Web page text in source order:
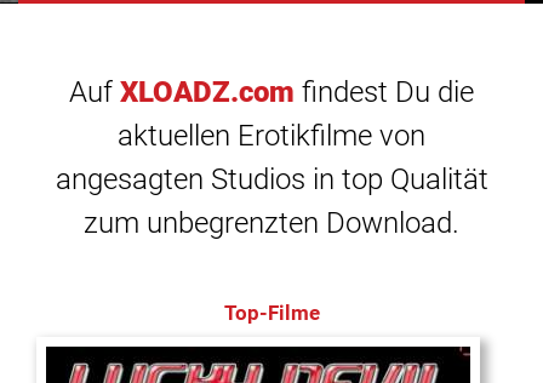
Auf XLOADZ.com findest Du die
aktuellen Erotikfilme von
angesagten Studios in top Qualität
zum unbegrenzten Download.
Top-Filme